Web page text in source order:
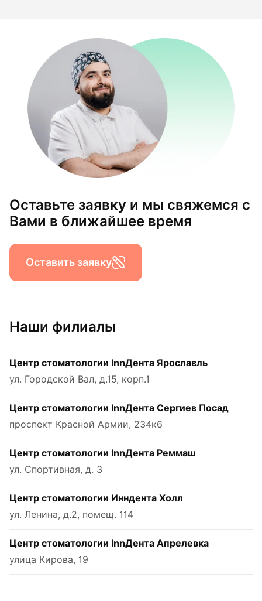
Оставьте заявку и мы свяжемся с
Вами в ближайшее время
Оставить заявку
Наши филиалы
Центр стоматологии InnДента Ярославль
ул. Городской Вал, д.15, корп.1
Центр стоматологии InnДента Сергиев Посад
проспект Красной Армии, 234к6
Центр стоматологии InnДента Реммаш
ул. Спортивная, д. 3
Центр стоматологии Инндента Холл
ул. Ленина, д.2, помещ. 114
Центр стоматологии InnДента Апрелевка
улица Кирова, 19